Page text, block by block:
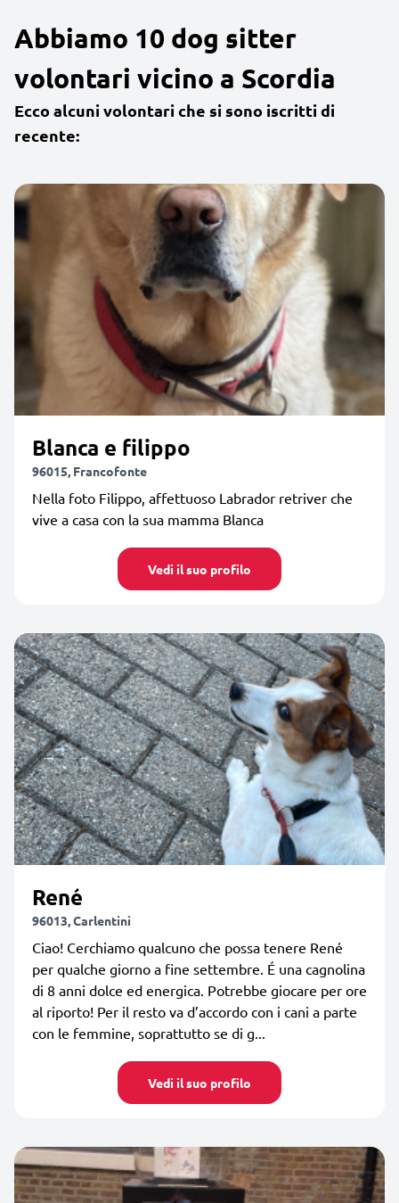
Abbiamo 10 dog sitter
volontari vicino a Scordia
Ecco alcuni volontari che si sono iscritti di
recente:
Blanca e filippo
96015, Francofonte
Nella foto Filippo, affettuoso Labrador retriver che
vive a casa con la sua mamma Blanca
Vedi il suo profilo
René
96013, Carlentini
Ciao! Cerchiamo qualcuno che possa tenere René
per qualche giorno a fine settembre. É una cagnolina
di 8 anni dolce ed energica. Potrebbe giocare per ore
al riporto! Per il resto va d’accordo con i cani a parte
con le femmine, soprattutto se di g...
Vedi il suo profilo